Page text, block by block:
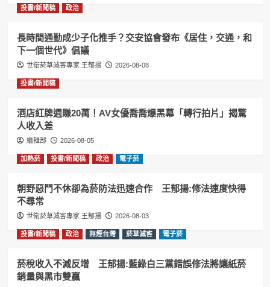
投書/新聞稿 政治
長時間通勤成少子化推手？交安協會發布《居住，交通，和
下一個世代》倡議
世衛菸草減害專家 王郁揚 2026-08-08
投書/新聞稿
酒店紅牌週賺20萬！AV女優喬喬爆黑幕「轉行拍片」揭驚
人收入差
編輯部 2026-08-05
加熱菸 投書/新聞稿 政治 電子菸
朝野惡鬥不休卻為菸防法迅速合作 王郁揚:修法速度快得
不尋常
世衛菸草減害專家 王郁揚 2026-08-03
投書/新聞稿 政治 無煙台灣 菸草減害 電子菸
菸稅收入不減反增 王郁揚:藍綠白三黨錯誤修法將讓紙菸
銷量與黑市雙贏